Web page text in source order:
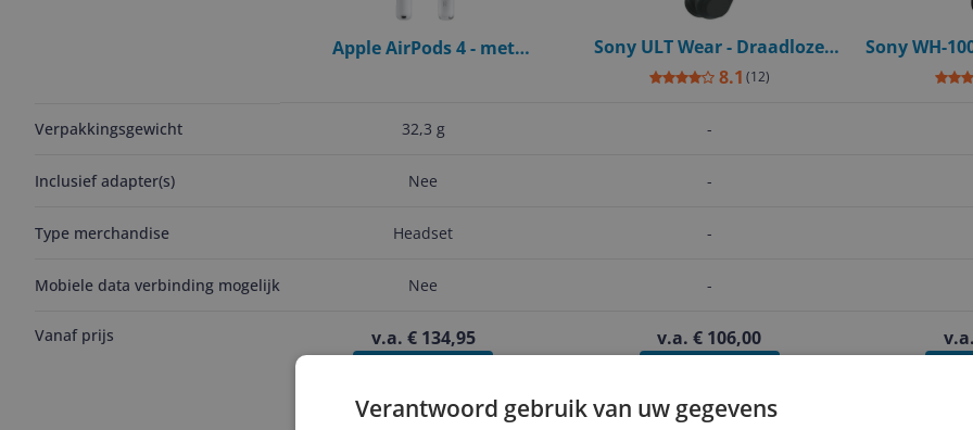
Verpakkingsgewicht
Inclusief adapter(s)
Type merchandise
Mobiele data verbinding mogelijk
Vanaf prijs
Apple AirPods 4 - met
32,3 g
Nee
Headset
Nee
v.a. € 134,95
Sony ULT Wear - Draadloze
Noise Cancelling koptelefoon -
8.1 (12)
-
-
-
-
v.a. € 106,00
Sony WH-
Verantwoord gebruik van uw gegevens